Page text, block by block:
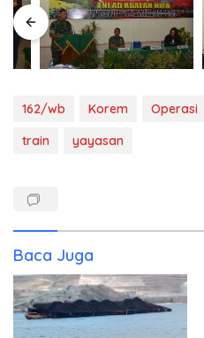
162/wb Korem Operasi
train
yayasan
Baca Juga